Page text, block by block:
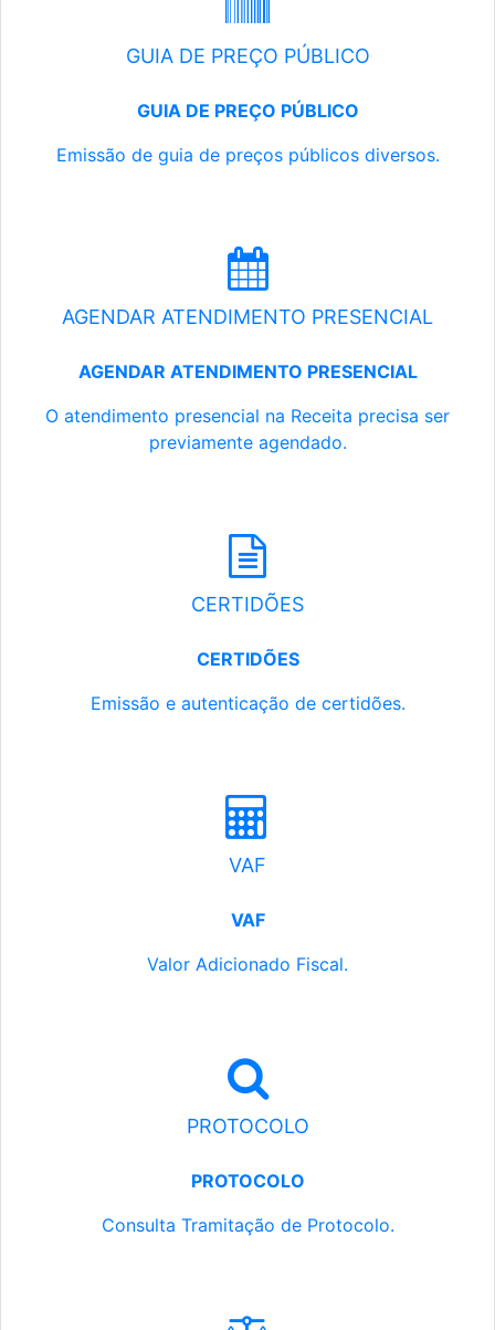
GUIA DE PREÇO PÚBLICO
GUIA DE PREÇO PÚBLICO
Emissão de guia de preços públicos diversos.
AGENDAR ATENDIMENTO PRESENCIAL
AGENDAR ATENDIMENTO PRESENCIAL
O atendimento presencial na Receita precisa ser
previamente agendado.
CERTIDÕES
CERTIDÕES
Emissão e autenticação de certidões.
VAF
VAF
Valor Adicionado Fiscal.
PROTOCOLO
PROTOCOLO
Consulta Tramitação de Protocolo.